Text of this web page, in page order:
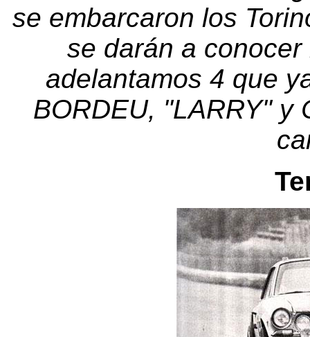
se embarcaron los
se darán a
adelantamos 4 que
BORDEU, "LARRY" y